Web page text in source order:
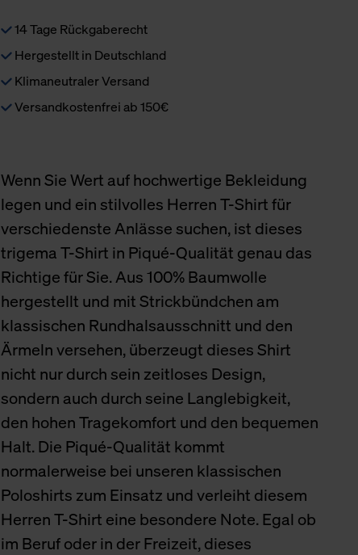
14 Tage Rückgaberecht
Hergestellt in Deutschland
Klimaneutraler Versand
Versandkostenfrei ab 150€
Wenn Sie Wert auf hochwertige Bekleidung
legen und ein stilvolles Herren T-Shirt für
verschiedenste Anlässe suchen, ist dieses
trigema T-Shirt in Piqué-Qualität genau das
Richtige für Sie. Aus 100% Baumwolle
hergestellt und mit Strickbündchen am
klassischen Rundhalsausschnitt und den
Ärmeln versehen, überzeugt dieses Shirt
nicht nur durch sein zeitloses Design,
sondern auch durch seine Langlebigkeit,
den hohen Tragekomfort und den bequemen
Halt. Die Piqué-Qualität kommt
normalerweise bei unseren klassischen
Poloshirts zum Einsatz und verleiht diesem
Herren T-Shirt eine besondere Note. Egal ob
im Beruf oder in der Freizeit, dieses